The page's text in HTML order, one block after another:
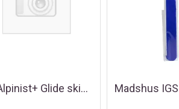
G3 Alpinist+ Glide skins 115mm L